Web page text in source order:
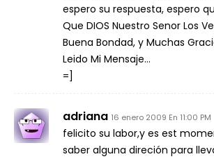
espero su respuesta, espero
Que DIOS Nuestro Senor Los
Buena Bondad, y Muchas
Leido Mi Mensaje…
=]
adriana 16 enero 2009 En 11:00 PM
felicito su labor,y es est
saber alguna direción para